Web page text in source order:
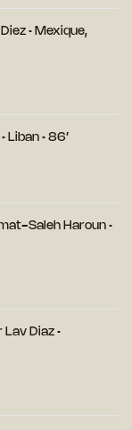
• Mexique,
• Liban • 86’
Saleh Haroun•
Lav Diaz •